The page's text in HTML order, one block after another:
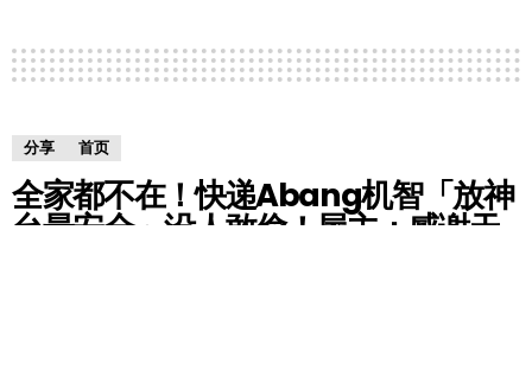
分享 首页
全家都不在！快递Abang机智「放神
台最安全」没人敢偷！屋主：感谢天